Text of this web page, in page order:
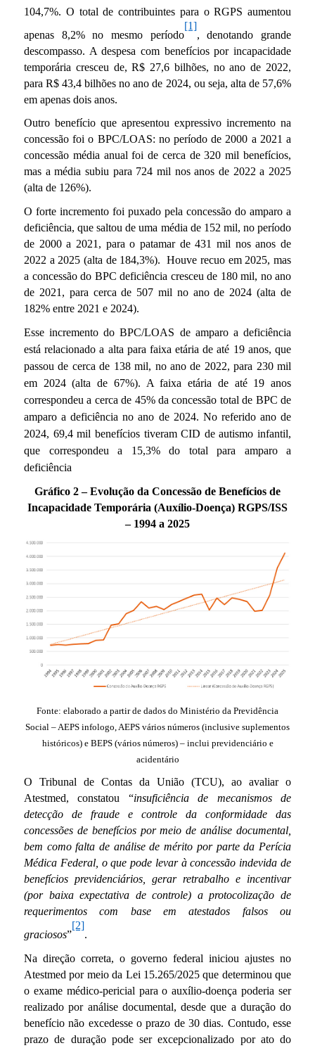
104,7%. O total de contribuintes para o RGPS aumentou
apenas 8,2% no mesmo período
[1]
, denotando grande
descompasso. A despesa com benefícios por incapacidade
temporária cresceu de, R$ 27,6 bilhões, no ano de 2022,
para R$ 43,4 bilhões no ano de 2024, ou seja, alta de 57,6%
em apenas dois anos.
Outro benefício que apresentou expressivo incremento na
concessão foi o BPC/LOAS: no período de 2000 a 2021 a
concessão média anual foi de cerca de 320 mil benefícios,
mas a média subiu para 724 mil nos anos de 2022 a 2025
(alta de 126%).
O forte incremento foi puxado pela concessão do amparo a
deficiência, que saltou de uma média de 152 mil, no período
de 2000 a 2021, para o patamar de 431 mil nos anos de
2022 a 2025 (alta de 184,3%). Houve recuo em 2025, mas
a concessão do BPC deficiência cresceu de 180 mil, no ano
de 2021, para cerca de 507 mil no ano de 2024 (alta de
182% entre 2021 e 2024).
Esse incremento do BPC/LOAS de amparo a deficiência
está relacionado a alta para faixa etária de até 19 anos, que
passou de cerca de 138 mil, no ano de 2022, para 230 mil
em 2024 (alta de 67%). A faixa etária de até 19 anos
correspondeu a cerca de 45% da concessão total de BPC de
amparo a deficiência no ano de 2024. No referido ano de
2024, 69,4 mil benefícios tiveram CID de autismo infantil,
que correspondeu a 15,3% do total para amparo a
deficiência
Gráfico 2 – Evolução da Concessão de Benefícios de
Incapacidade Temporária (Auxílio-Doença) RGPS/ISS
– 1994 a 2025
Fonte: elaborado a partir de dados do Ministério da Previdência
Social – AEPS infologo, AEPS vários números (inclusive suplementos
históricos) e BEPS (vários números) – inclui previdenciário e
acidentário
O Tribunal de Contas da União (TCU), ao avaliar o
Atestmed, constatou “insuficiência de mecanismos de
detecção de fraude e controle da conformidade das
concessões de benefícios por meio de análise documental,
bem como falta de análise de mérito por parte da Perícia
Médica Federal, o que pode levar à concessão indevida de
benefícios previdenciários, gerar retrabalho e incentivar
(por baixa expectativa de controle) a protocolização de
requerimentos com base em atestados falsos ou
graciosos”
[2]
.
Na direção correta, o governo federal iniciou ajustes no
Atestmed por meio da Lei 15.265/2025 que determinou que
o exame médico-pericial para o auxílio-doença poderia ser
realizado por análise documental, desde que a duração do
benefício não excedesse o prazo de 30 dias. Contudo, esse
prazo de duração pode ser excepcionalizado por ato do